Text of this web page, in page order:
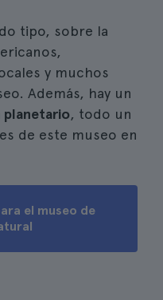
tipo, sobre la
y muchos
Además, hay un
planetario, todo un
de este museo en
el museo de